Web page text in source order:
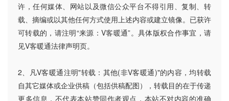
许，任何媒体、网站以及微信公众平台不得引用、复制、转
载、摘编或以其他任何方式使用上述内容或建立镜像。已获许
可转载的，请注明“来源：V客暖通”。具体版权合作事宜，请
见V客暖通法律声明页。
2、凡V客暖通注明"转载：其他(非V客暖通)"的内容，均转载
自其它媒体或企业供稿（包括供稿配图），转载目的在于传递
更多信息，不代表本站赞同作者观点，本站不对内容的准确